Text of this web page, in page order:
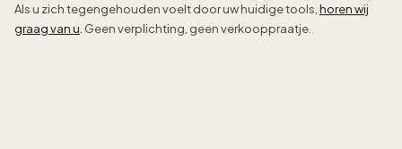
Als u zich tegengehouden voelt door uw huidige tools, horen wij
graag van u . Geen verplichting, geen verkooppraatje.